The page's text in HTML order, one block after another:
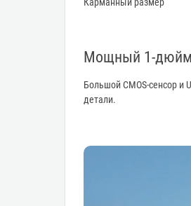
Карманный размер
Мощный 1-
Большой CMOS-сенсор
детали.